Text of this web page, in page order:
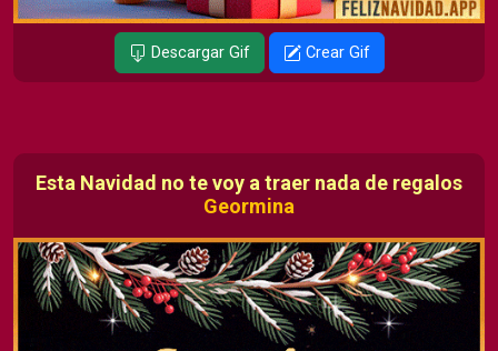
Descargar Gif Crear Gif
Esta Navidad no te voy a traer nada de regalos
Geormina